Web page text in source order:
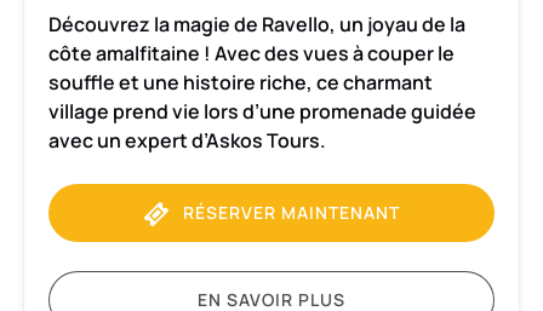
Découvrez la magie de Ravello, un joyau de la
côte amalfitaine ! Avec des vues à couper le
souffle et une histoire riche, ce charmant
village prend vie lors d’une promenade guidée
avec un expert d’Askos Tours.
RÉSERVER MAINTENANT
EN SAVOIR PLUS